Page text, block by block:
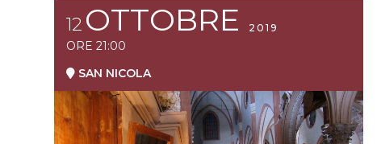
12 OTTOBRE 2019
ORE 21:00
SAN NICOLA